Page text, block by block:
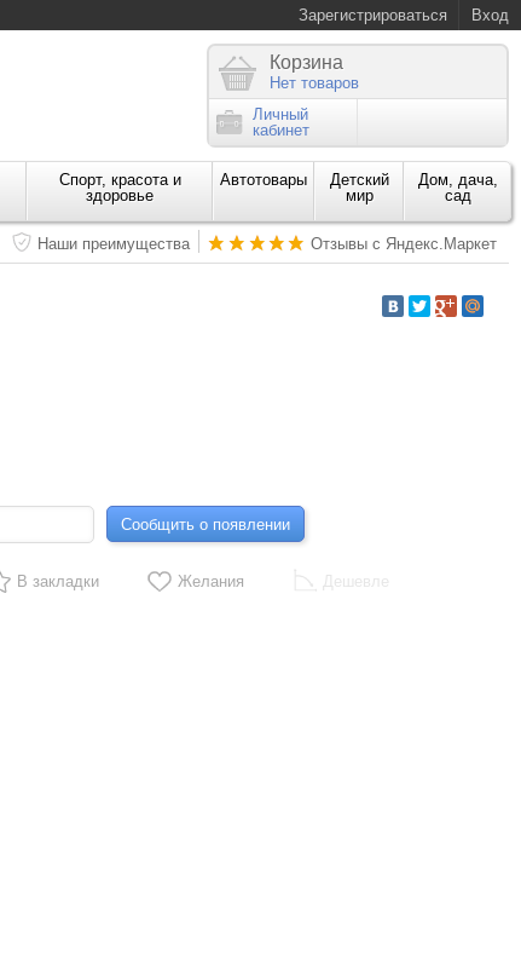
Зарегистрироваться Вход
Корзина
Нет товаров
Личный
кабинет
Спорт, красота и
здоровье
Автотовары
Детский
мир
Дом, дача,
сад
Наши преимущества Отзывы с Яндекс.Маркет
Сообщить о появлении
В закладки Желания Дешевле